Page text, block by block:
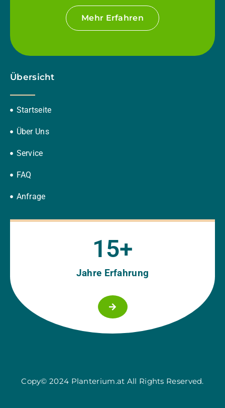
Mehr Erfahren
Übersicht
Startseite
Über Uns
Service
FAQ
Anfrage
Jahre Erfahrung
15+
Copy© 2024 Planterium.at All Rights Reserved.